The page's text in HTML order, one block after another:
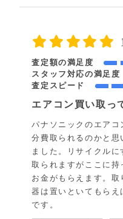
査定額の満足度
スタッフ対応の満足度
査定スピード
エアコン買い取っ
パナソニックのエア
分費取られるのかと
ました。リサイクル
取られますがここに
お金がもらえます。
器は置いといてもら
です。